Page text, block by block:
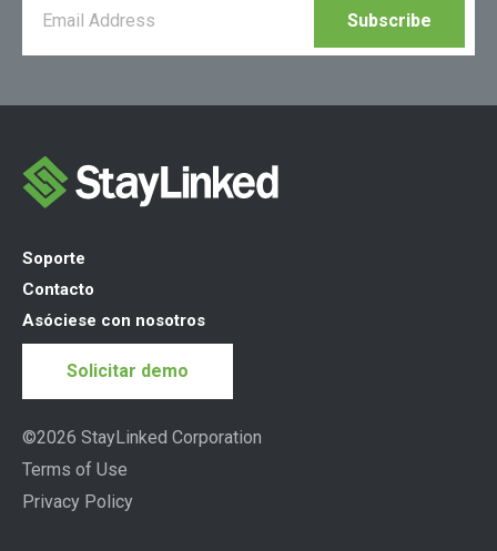
Soporte
Contacto
Asóciese con nosotros
Solicitar demo
©2026 StayLinked Corporation
Terms of Use
Privacy Policy